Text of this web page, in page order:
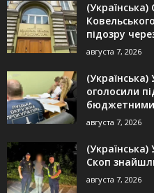
(Українська)
підозру
августа 7, 2026
оголосили
августа 7, 2026
(Українська)
Скоп
августа 7, 2026